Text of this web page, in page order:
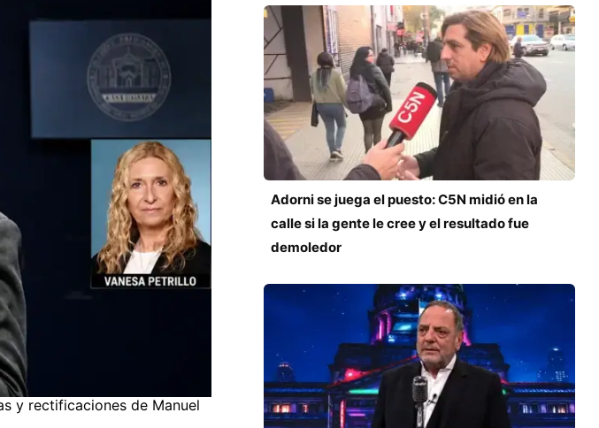
y rectificaciones de Manuel
Adorni se juega el puesto: C5N midió en la
calle si la gente le cree y el resultado fue
demoledor